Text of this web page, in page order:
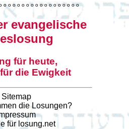
o o o o o o o o o o o o o o o o o
evangelische
für heute,
die Ewigkeit
Sitemap
die Losungen?
für losung.net